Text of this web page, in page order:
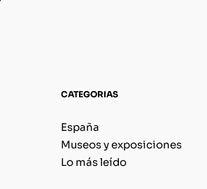
CATEGORIAS
España
Museos y exposiciones
Lo más leído